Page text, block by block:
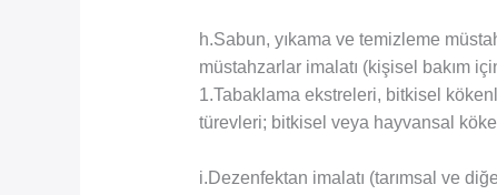
h.Sabun, yıkama ve temizleme
müstahzarlar imalatı (kişisel bakım
1.Tabaklama ekstreleri, bitkisel
türevleri; bitkisel veya hayvansal
i.Dezenfektan imalatı (tarımsal ve